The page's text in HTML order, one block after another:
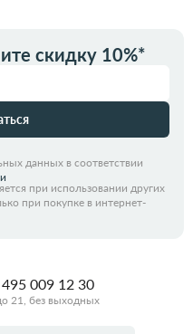
скидку 10%*
данных в соответствии
при использовании других
при покупке в интернет-
009 12 30
21, без выходных